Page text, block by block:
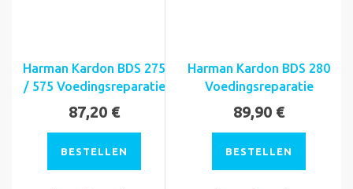
Harman Kardon BDS 275
/ 575 Voedingsreparatie
87,20 €
BESTELLEN
Harman Kardon BDS 280
Voedingsreparatie
89,90 €
BESTELLEN